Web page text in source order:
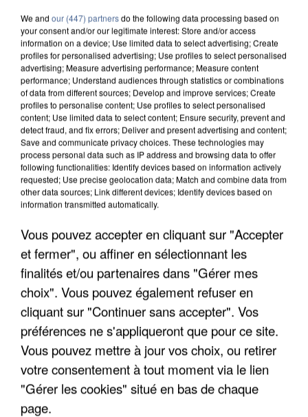
UN SECOND CADRE DE LA DZ MAFIA
INTERPELLÉ EN ALGÉRIE
We and our (447) partnersdo the following data processing based on
your consent and/or our legitimate interest: Store and/or access
information on a device; Use limited data to select advertising; Create
profiles for personalised advertising; Use profiles to select personalised
advertising; Measure advertising performance; Measure content
performance; Understand audiences through statistics or combinations
of data from different sources; Develop and improve services; Create
profiles to personalise content; Use profiles to select personalised
content; Use limited data to select content; Ensure security, prevent and
detect fraud, and fix errors; Deliver and present advertising and content;
Save and communicate privacy choices. These technologies may
process personal data such as IP address and browsing data to offer
following functionalities: Identify devices based on information actively
requested; Use precise geolocation data; Match and combine data from
other data sources; Link different devices; Identify devices based on
information transmitted automatically.
Vous pouvez accepter en cliquant sur "Accepter
et fermer", ou affiner en sélectionnant les
finalités et/ou partenaires dans "Gérer mes
choix". Vous pouvez également refuser en
cliquant sur "Continuer sans accepter". Vos
préférences ne s'appliqueront que pour ce site.
Vous pouvez mettre à jour vos choix, ou retirer
votre consentement à tout moment via le lien
"Gérer les cookies" situé en bas de chaque
page.